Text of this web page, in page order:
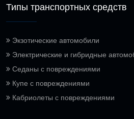
Типы транспортных средств
Экзотические автомобили
Электрические и гибридные
Седаны с повреждениями
Купе с повреждениями
Кабриолеты с повреждениями